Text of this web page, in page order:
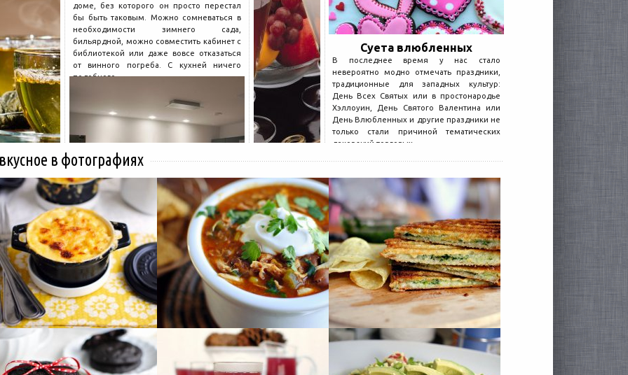
доме, без которого он просто перестал
бы быть таковым. Можно сомневаться в
необходимости зимнего сада,
бильярдной, можно совместить кабинет с
библиотекой или даже вовсе отказаться
от винного погреба. С кухней ничего
подобного...
Суета влюбленных
В последнее время у нас стало
невероятно модно отмечать праздники,
традиционные для западных культур:
День Всех Святых или в простонародье
Хэллоуин, День Святого Валентина или
День Влюбленных и другие праздники не
только стали причиной тематических
декораций торговых...
в фотографиях